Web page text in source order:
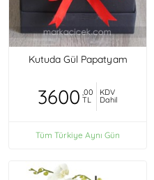
Kutuda Gül Papatyam
3600 ,00
TL
KDV
Dahil
Tüm Türkiye Aynı Gün